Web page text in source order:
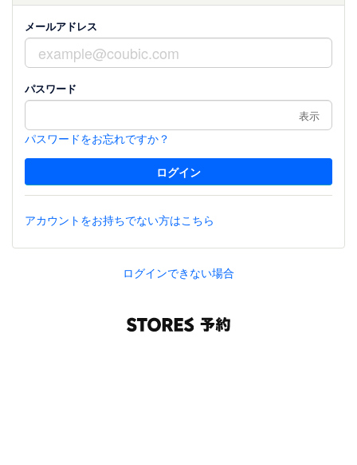
メールアドレス
パスワード
表示
パスワードをお忘れですか？
アカウントをお持ちでない方はこちら
ログインできない場合